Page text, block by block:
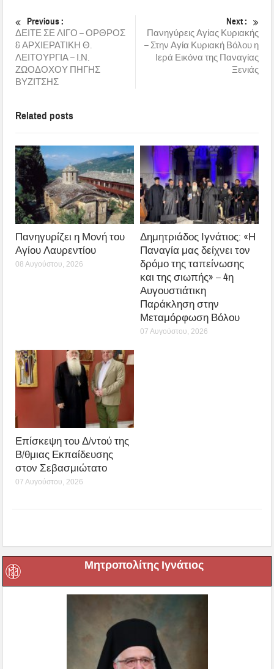
Previous :
ΔΕΙΤΕ ΣΕ ΛΙΓΟ – ΟΡΘΡΟΣ
& ΑΡΧΙΕΡΑΤΙΚΗ Θ.
ΛΕΙΤΟΥΡΓΙΑ – Ι.Ν.
ΖΩΟΔΟΧΟΥ ΠΗΓΗΣ
ΒΥΖΙΤΣΗΣ
Next :
Πανηγύρεις Αγίας Κυριακής
– Στην Αγία Κυριακή Βόλου η
Ιερά Εικόνα της Παναγίας
Ξενιάς
Related posts
Πανηγυρίζει η Μονή του
Αγίου Λαυρεντίου
08 Αυγούστου, 2026
Δημητριάδος Ιγνάτιος: «Η
Παναγία μας δείχνει τον
δρόμο της ταπείνωσης
και της σιωπής» – 4η
Αυγουστιάτικη
Παράκληση στην
Μεταμόρφωση Βόλου
07 Αυγούστου, 2026
Επίσκεψη του Δ/ντού της
Β/θμιας Εκπαίδευσης
στον Σεβασμιώτατο
07 Αυγούστου, 2026
Μητροπολίτης Ιγνάτιος